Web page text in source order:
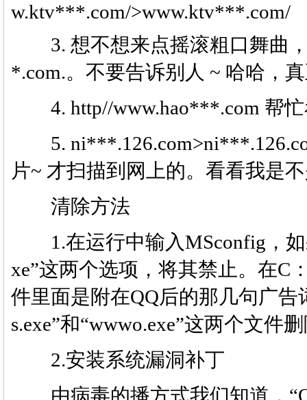
w.ktv***.com/>www.ktv***.com/
3. 想不想来点摇滚粗口舞曲，
*.com.。不要告诉别人 ~ 哈哈，
4. http//www.hao***.com 帮忙
5.
片~ 才扫描到网上的。看看我是
清除方法
1.在运行中输入MSconfig，如
xe”这两个选项，将其禁止。在C
件里面是附在QQ后的那几句广告
s.exe”和“wwwo.exe”这两个文件
2.安装系统漏洞补丁
由病毒的播方式我们知道，